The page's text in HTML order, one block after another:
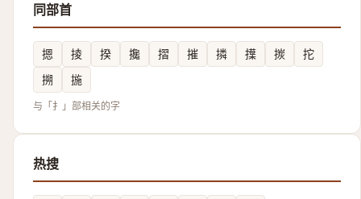
同部首
摁 掕 揆 攙 摺 摧 撛 擛 㨏
拕
搠
揓
与「扌」部相关的字
热搜